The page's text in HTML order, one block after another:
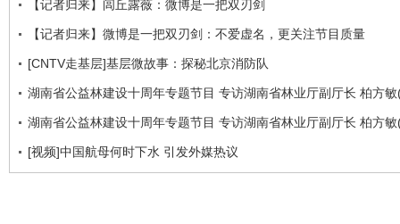
【记者归来】闾丘露薇：微博是一把双刃剑
【记者归来】微博是一把双刃剑：不爱虚名，更关注节目质量
[CNTV走基层]基层微故事：探秘北京消防队
湖南省公益林建设十周年专题节目 专访湖南省林业厅副厅长 柏方
湖南省公益林建设十周年专题节目 专访湖南省林业厅副厅长 柏方
[视频]中国航母何时下水 引发外媒热议